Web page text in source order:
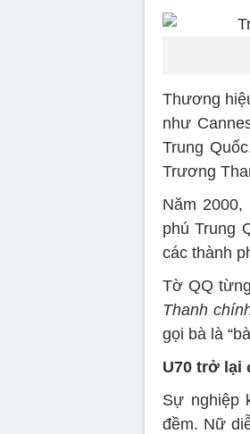
Thương
như
Trung
Trương
Năm
phú Trung
các thành
Tờ QQ
Thanh
gọi bà là
U70 trở lại
Sự nghiệp
đềm. Nữ